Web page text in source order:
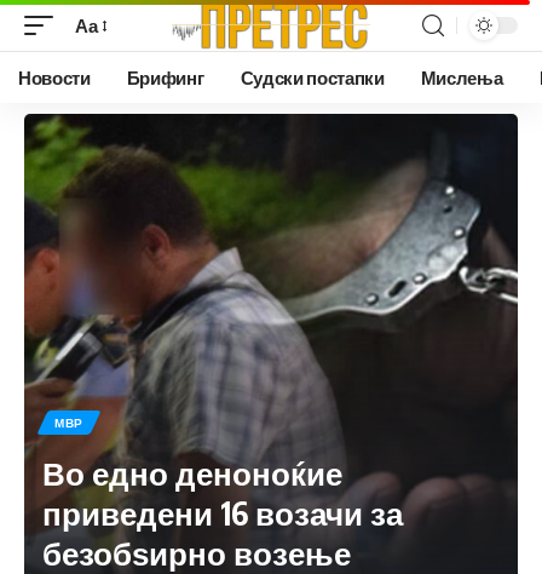
Аа
Новости Брифинг Судски постапки Мислења
МВР
Во едно деноноќие
приведени 16 возачи за
безобѕирно возење